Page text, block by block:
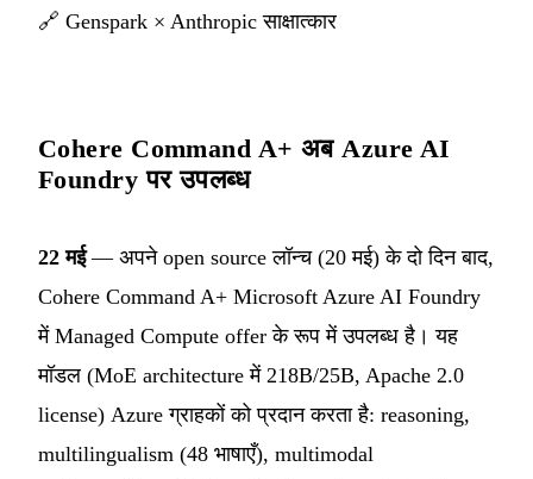
🔗 Genspark × Anthropic साक्षात्कार
Cohere Command A+ अब Azure AI
Foundry पर उपलब्ध
22 मई— अपने open source लॉन्च (20 मई) के दो दिन बाद,
Cohere Command A+ Microsoft Azure AI Foundry
में Managed Compute offer के रूप में उपलब्ध है। यह
मॉडल (MoE architecture में 218B/25B, Apache 2.0
license) Azure ग्राहकों को प्रदान करता है: reasoning,
multilingualism (48 भाषाएँ), multimodal